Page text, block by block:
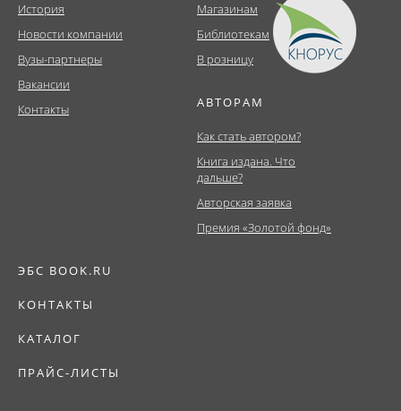
История
Новости компании
Вузы-партнеры
Вакансии
Контакты
Магазинам
Библиотекам
В розницу
АВТОРАМ
Как стать автором?
Книга издана. Что
дальше?
Авторская заявка
Премия «Золотой фонд»
ЭБС BOOK.RU
КОНТАКТЫ
КАТАЛОГ
ПРАЙС-ЛИСТЫ